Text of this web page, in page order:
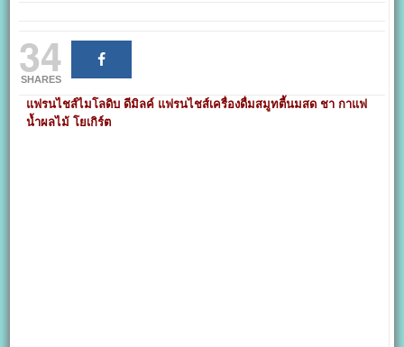
34
SHARES
แฟรนไชส์ไมโลดิบ ดีมิลค์ แฟรนไชส์เครื่องดื่มสมูทตี้นมสด ชา กาแฟ
น้ำผลไม้ โยเกิร์ต